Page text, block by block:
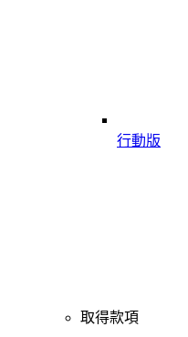
行動版
取得款項